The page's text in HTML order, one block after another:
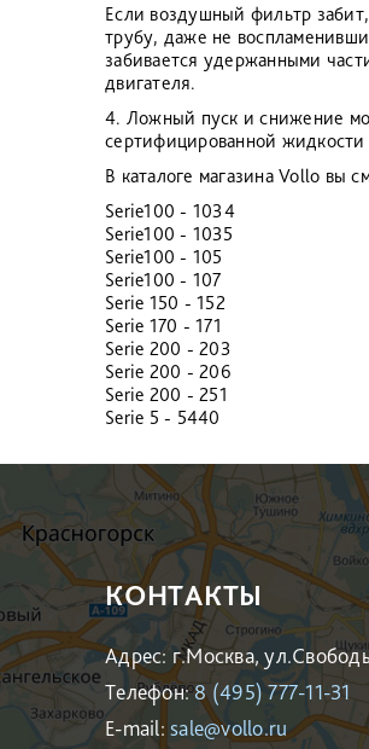
Если воздушный фильтр
трубу, даже не
забивается удержанными
двигателя.
4. Ложный пуск и снижение
сертифицированной жидкости
В каталоге магазина Vollo вы
Serie100 - 1034
Serie100 - 1035
Serie100 - 105
Serie100 - 107
Serie 150 - 152
Serie 170 - 171
Serie 200 - 203
Serie 200 - 206
Serie 200 - 251
Serie 5 - 5440
КОНТАКТЫ
Адрес: г.Москва,
Телефон:8 (495) 777-11-31
E-mail: sale@vollo.ru